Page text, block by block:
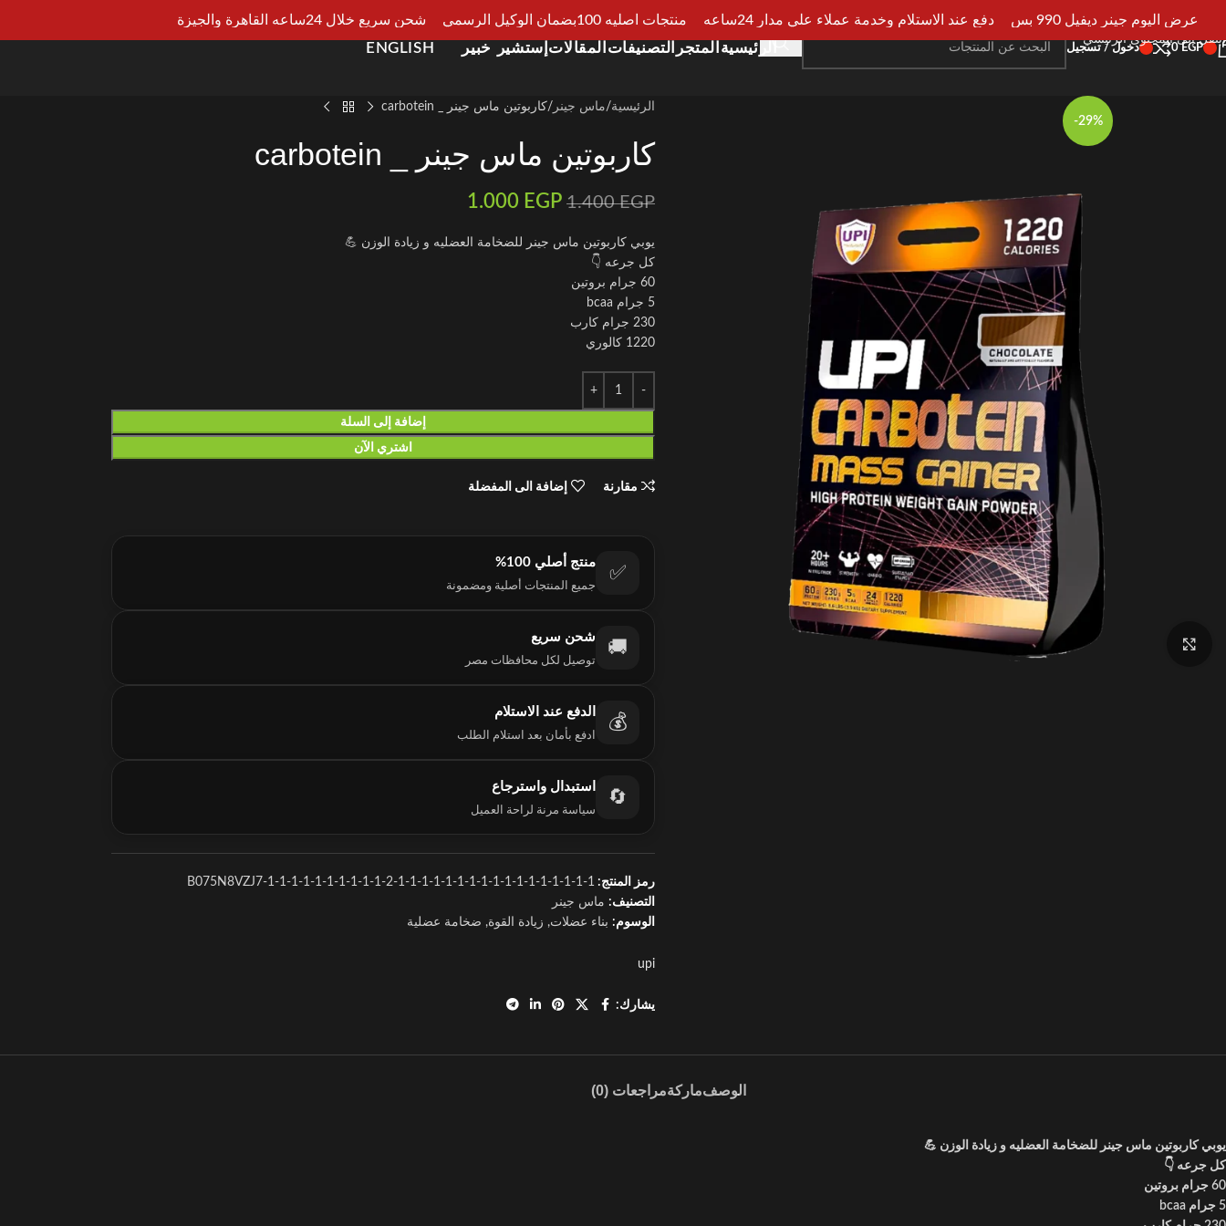
انتقل إلى التنقل
انتقل إلى المحتوى الرئيسي
0EGP دخول / تسجيل الرئيسية المتجر التصنيفات المقالات إستشير خبير ENGLISH
-29%
الرئيسية ماس جينر كاربوتين ماس جينر _ carbotein
كاربوتين ماس جينر _ carbotein
1.400EGP
1.000 EGP
يوبي كاربوتين ماس جينر للضخامة العضليه و زيادة الوزن 💪
كل جرعه 👇
60 جرام بروتين
5 جرام bcaa
230 جرام كارب
1220 كالوري
إضافة إلى السلة
اشتري الآن
مقارنة إضافة الى المفضلة
✅
منتج أصلي 100%
جميع المنتجات أصلية ومضمونة
🚚
شحن سريع
توصيل لكل محافظات مصر
💰
الدفع عند الاستلام
ادفع بأمان بعد استلام الطلب
🔄
استبدال واسترجاع
سياسة مرنة لراحة العميل
رمز المنتج: B075N8VZJ7-1-1-1-1-1-1-1-1-1-1-2-1-1-1-1-1-1-1-1-1-1-1-1-1-1-1-1-1
التصنيف: ماس جينر
الوسوم: بناء عضلات, زيادة القوة, ضخامة عضلية
upi
يشارك:
الوصفماركةمراجعات (0)
يوبي كاربوتين ماس جينر للضخامة العضليه و زيادة الوزن 💪
كل جرعه 👇
60 جرام بروتين
5 جرام bcaa
عرض اليوم جينر ديفيل 990 بس دفع عند الاستلام وخدمة عملاء علي مدار 24ساعه منتجات اصليه 100بضمان الوكيل الرسمي شحن سريع خلال 24ساعه القاهرة والجيزة